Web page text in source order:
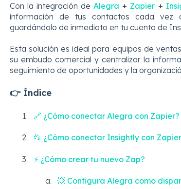
Con la integración de Alegra + Zapier +
información de tus contactos cada vez
guardándolo de inmediato en tu cuenta de
Esta solución es ideal para equipos de
su embudo comercial y centralizar la
seguimiento de oportunidades y la
👉 Índice
🔗 ¿Cómo conectar Alegra con Zapier?
📂 ¿Cómo conectar Insightly con
⚡ ¿Cómo crear tu nuevo Zap?
💥 Configura Alegra como